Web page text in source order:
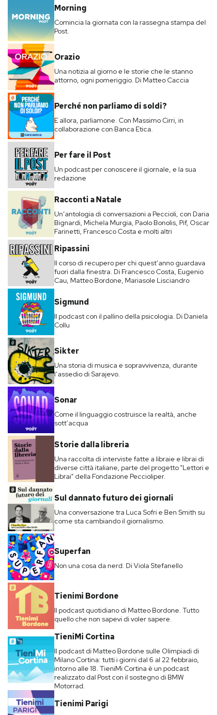
Morning
Comincia la giornata con la rassegna stampa del
Post.
Orazio
Una notizia al giorno e le storie che le stanno
attorno, ogni pomeriggio. Di Matteo Caccia
Perché non parliamo di soldi?
E allora, parliamone. Con Massimo Cirri, in
collaborazione con Banca Etica.
Per fare il Post
Un podcast per conoscere il giornale, e la sua
redazione
Racconti a Natale
Un’antologia di conversazioni a Peccioli, con Daria
Bignardi, Michela Murgia, Paolo Bonolis, Pif, Oscar
Farinetti, Francesco Costa e molti altri
Ripassini
Il corso di recupero per chi quest’anno guardava
fuori dalla finestra. Di Francesco Costa, Eugenio
Cau, Matteo Bordone, Mariasole Lisciandro
Sigmund
Il podcast con il pallino della psicologia. Di Daniela
Collu
Sikter
Una storia di musica e sopravvivenza, durante
l’assedio di Sarajevo.
Sonar
Come il linguaggio costruisce la realtà, anche
sott’acqua
Storie dalla libreria
Una raccolta di interviste fatte a libraie e librai di
diverse città italiane, parte del progetto "Lettori e
Librai" della Fondazione Peccioliper.
Sul dannato futuro dei giornali
Una conversazione tra Luca Sofri e Ben Smith su
come sta cambiando il giornalismo.
Superfan
Non una cosa da nerd. Di Viola Stefanello
Tienimi Bordone
Il podcast quotidiano di Matteo Bordone. Tutto
quello che non sapevi di voler sapere.
TieniMi Cortina
Il podcast di Matteo Bordone sulle Olimpiadi di
Milano Cortina: tutti i giorni dal 6 al 22 febbraio,
intorno alle 18. TieniMi Cortina è un podcast
realizzato dal Post con il sostegno di BMW
Motorrad.
Tienimi Parigi